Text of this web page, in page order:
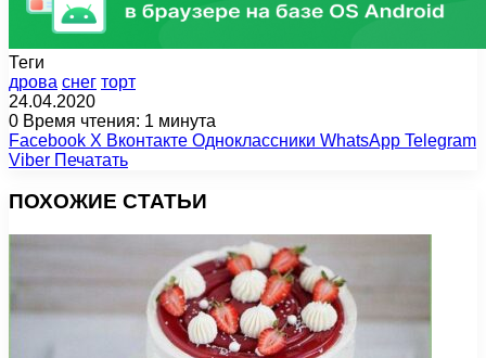
Теги
дрова снег торт
24.04.2020
0 Время чтения: 1 минута
Facebook X Вконтакте Одноклассники WhatsApp Telegram
Viber Печатать
ПОХОЖИЕ СТАТЬИ